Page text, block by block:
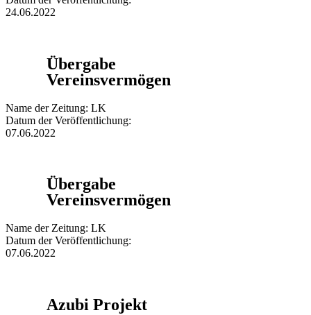
24.06.2022
Übergabe
Vereinsvermögen
Name der Zeitung: LK
Datum der Veröffentlichung:
07.06.2022
Übergabe
Vereinsvermögen
Name der Zeitung: LK
Datum der Veröffentlichung:
07.06.2022
Azubi Projekt